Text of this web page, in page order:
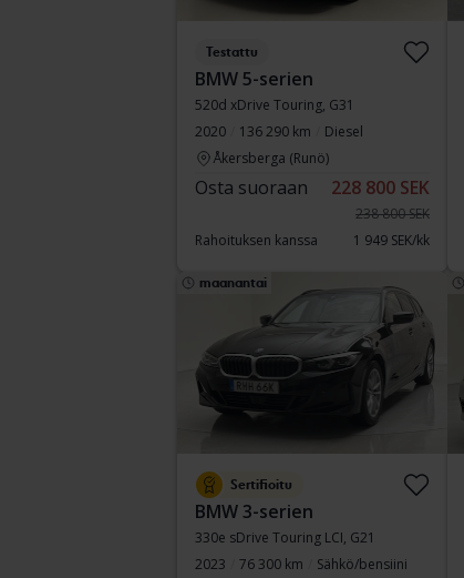
Testattu
BMW 5-serien
520d xDrive Touring, G31
2020
136 290 km
Diesel
Åkersberga (Runö)
Osta suoraan 228 800 SEK
238 800 SEK
Rahoituksen kanssa
1 949 SEK/kk
maanantai
Sertifioitu
BMW 3-serien
330e sDrive Touring LCI, G21
2023
76 300 km Sähkö/bensiini